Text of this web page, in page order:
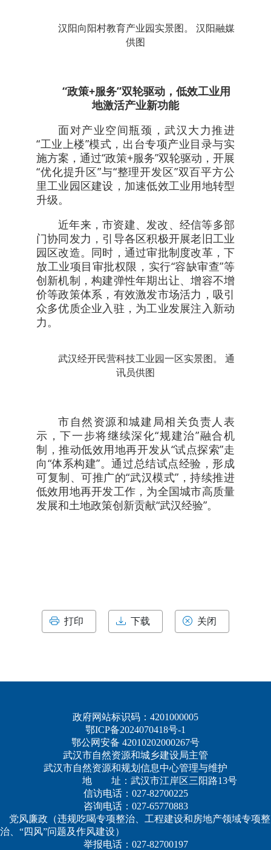
汉阳向阳村教育产业园实景图。 汉阳融媒
供图
“政策+服务”双轮驱动，低效工业用
地激活产业新功能
面对产业空间瓶颈，武汉大力推进
“工业上楼”模式，出台专项产业目录与实
施方案，通过“政策+服务”双轮驱动，开展
“优化提升区”与“整理开发区”双百平方公
里工业园区建设，加速低效工业用地转型
升级。
近年来，市资建、发改、经信等多部
门协同发力，引导各区积极开展老旧工业
园区改造。同时，通过审批制度改革，下
放工业项目审批权限，实行“容缺审查”等
创新机制，构建弹性年期出让、增容不增
价等政策体系，有效激发市场活力，吸引
众多优质企业入驻，为工业发展注入新动
力。
武汉经开民营科技工业园一区实景图。 通
讯员供图
市自然资源和城建局相关负责人表
示，下一步将继续深化“规建治”融合机
制，推动低效用地再开发从“试点探索”走
向“体系构建”。通过总结试点经验，形成
可复制、可推广的“武汉模式”，持续推进
低效用地再开发工作，为全国城市高质量
发展和土地政策创新贡献“武汉经验”。
打印 下载 关闭
政府网站标识码：4201000005
鄂ICP备2024070418号-1
鄂公网安备 42010202000267号
武汉市自然资源和城乡建设局主管
武汉市自然资源和规划信息中心管理与维护
地 址：武汉市江岸区三阳路13号
信访电话：027-82700225
咨询电话：027-65770883
党风廉政（违规吃喝专项整治、工程建设和房地产领域专项整
治、“四风”问题及作风建设）
举报电话：027-82700197